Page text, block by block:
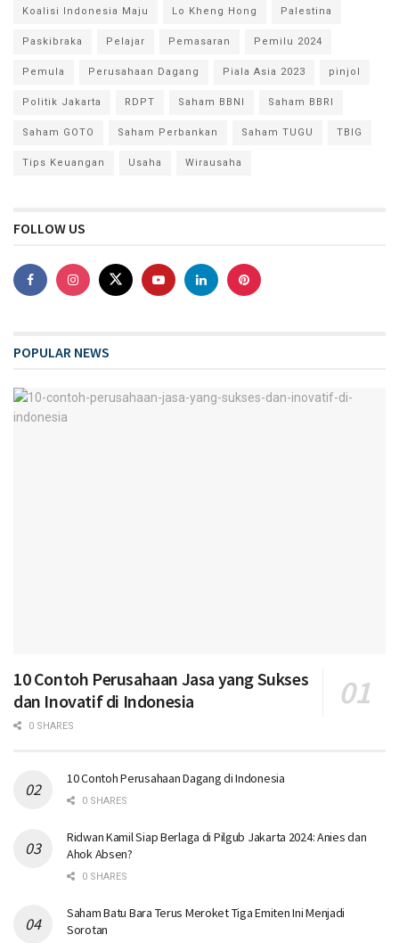
Koalisi Indonesia Maju Lo Kheng Hong Palestina
Paskibraka Pelajar Pemasaran Pemilu 2024
Pemula Perusahaan Dagang Piala Asia 2023 pinjol
Politik Jakarta RDPT Saham BBNI Saham BBRI
Saham GOTO Saham Perbankan Saham TUGU TBIG
Tips Keuangan Usaha Wirausaha
FOLLOW US
POPULAR NEWS
10 Contoh Perusahaan Jasa yang Sukses
dan Inovatif di Indonesia
0 SHARES
10 Contoh Perusahaan Dagang di Indonesia
0 SHARES
Ridwan Kamil Siap Berlaga di Pilgub Jakarta 2024: Anies dan
Ahok Absen?
0 SHARES
Saham Batu Bara Terus Meroket Tiga Emiten Ini Menjadi
Sorotan